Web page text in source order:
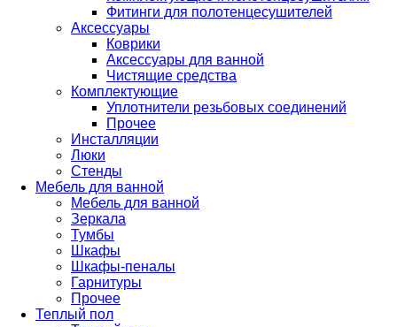
Фитинги для полотенцесушителей
Аксессуары
Коврики
Аксессуары для ванной
Чистящие средства
Комплектующие
Уплотнители резьбовых соединений
Прочее
Инсталляции
Люки
Стенды
Мебель для ванной
Мебель для ванной
Зеркала
Тумбы
Шкафы
Шкафы-пеналы
Гарнитуры
Прочее
Теплый пол